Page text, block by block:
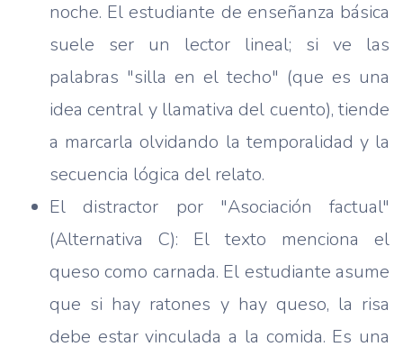
noche. El estudiante de enseñanza básica
suele ser un lector lineal; si ve las
palabras "silla en el techo" (que es una
idea central y llamativa del cuento), tiende
a marcarla olvidando la temporalidad y la
secuencia lógica del relato.
El distractor por "Asociación factual"
(Alternativa C): El texto menciona el
queso como carnada. El estudiante asume
que si hay ratones y hay queso, la risa
debe estar vinculada a la comida. Es una